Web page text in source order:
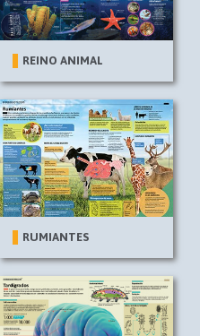
REINO ANIMAL
RUMIANTES